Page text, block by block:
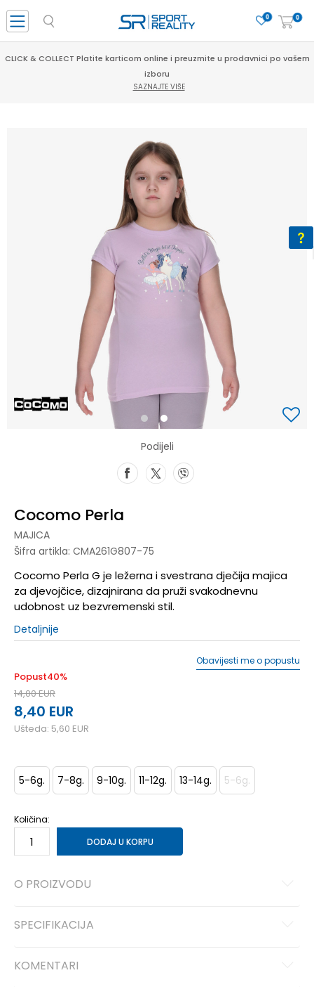
0
0
CLICK & COLLECT Platite karticom online i preuzmite u prodavnici po vašem
izboru
SAZNAJTE VIŠE
1 2
Podijeli
Cocomo Perla
MAJICA
Šifra artikla: CMA261G807-75
Cocomo Perla G je ležerna i svestrana dječija majica
za djevojčice, dizajnirana da pruži svakodnevnu
udobnost uz bezvremenski stil.
Detaljnije
Popust40%
14,00EUR
8,40 EUR
Ušteda: 5,60 EUR
Obavijesti me o popustu
5-6g. 7-8g. 9-10g. 11-12g. 13-14g. 5-6g.
Količina:
DODAJ U KORPU
O PROIZVODU
SPECIFIKACIJA
KOMENTARI